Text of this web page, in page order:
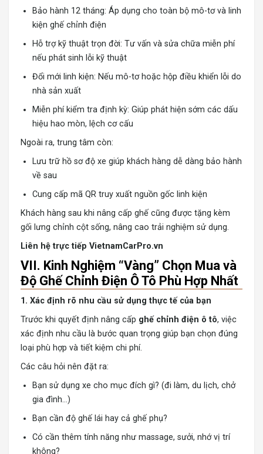
Bảo hành 12 tháng: Áp dụng cho toàn bộ mô-tơ và linh
kiện ghế chỉnh điện
Hỗ trợ kỹ thuật trọn đời: Tư vấn và sửa chữa miễn phí
nếu phát sinh lỗi kỹ thuật
Đổi mới linh kiện: Nếu mô-tơ hoặc hộp điều khiển lỗi do
nhà sản xuất
Miễn phí kiểm tra định kỳ: Giúp phát hiện sớm các dấu
hiệu hao mòn, lệch cơ cấu
Ngoài ra, trung tâm còn:
Lưu trữ hồ sơ độ xe giúp khách hàng dễ dàng bảo hành
về sau
Cung cấp mã QR truy xuất nguồn gốc linh kiện
Khách hàng sau khi nâng cấp ghế cũng được tặng kèm
gối lưng chỉnh cột sống, nâng cao trải nghiệm sử dụng.
Liên hệ trực tiếp VietnamCarPro.vn
VII. Kinh Nghiệm “Vàng” Chọn Mua và
Độ Ghế Chỉnh Điện Ô Tô Phù Hợp Nhất
1. Xác định rõ nhu cầu sử dụng thực tế của bạn
Trước khi quyết định nâng cấp ghế chỉnh điện ô tô, việc
xác định nhu cầu là bước quan trọng giúp bạn chọn đúng
loại phù hợp và tiết kiệm chi phí.
Các câu hỏi nên đặt ra:
Bạn sử dụng xe cho mục đích gì? (đi làm, du lịch, chở
gia đình…)
Bạn cần độ ghế lái hay cả ghế phụ?
Có cần thêm tính năng như massage, sưởi, nhớ vị trí
không?